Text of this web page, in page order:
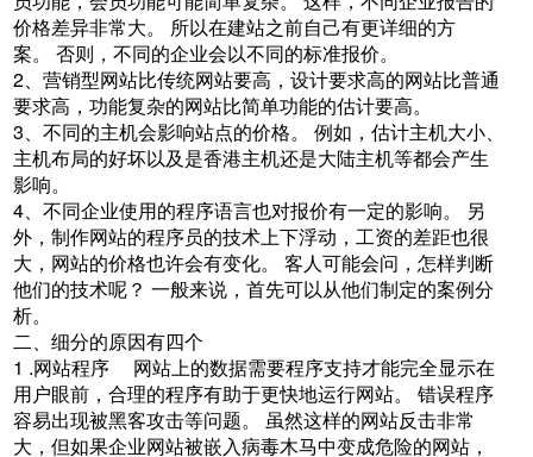
价格差异非常大。 所以在建站之前自己有更详细的方
案。 否则，不同的企业会以不同的标准报价。
2、营销型网站比传统网站要高，设计要求高的网站比普通
要求高，功能复杂的网站比简单功能的估计要高。
3、不同的主机会影响站点的价格。 例如，估计主机大小、
主机布局的好坏以及是香港主机还是大陆主机等都会产生
影响。
4、不同企业使用的程序语言也对报价有一定的影响。 另
外，制作网站的程序员的技术上下浮动，工资的差距也很
大，网站的价格也许会有变化。 客人可能会问，怎样判断
他们的技术呢？ 一般来说，首先可以从他们制定的案例分
析。
二、细分的原因有四个
1 .网站程序 网站上的数据需要程序支持才能完全显示在
用户眼前，合理的程序有助于更快地运行网站。 错误程序
容易出现被黑客攻击等问题。 虽然这样的网站反击非常
大，但如果企业网站被嵌入病毒木马中变成危险的网站，